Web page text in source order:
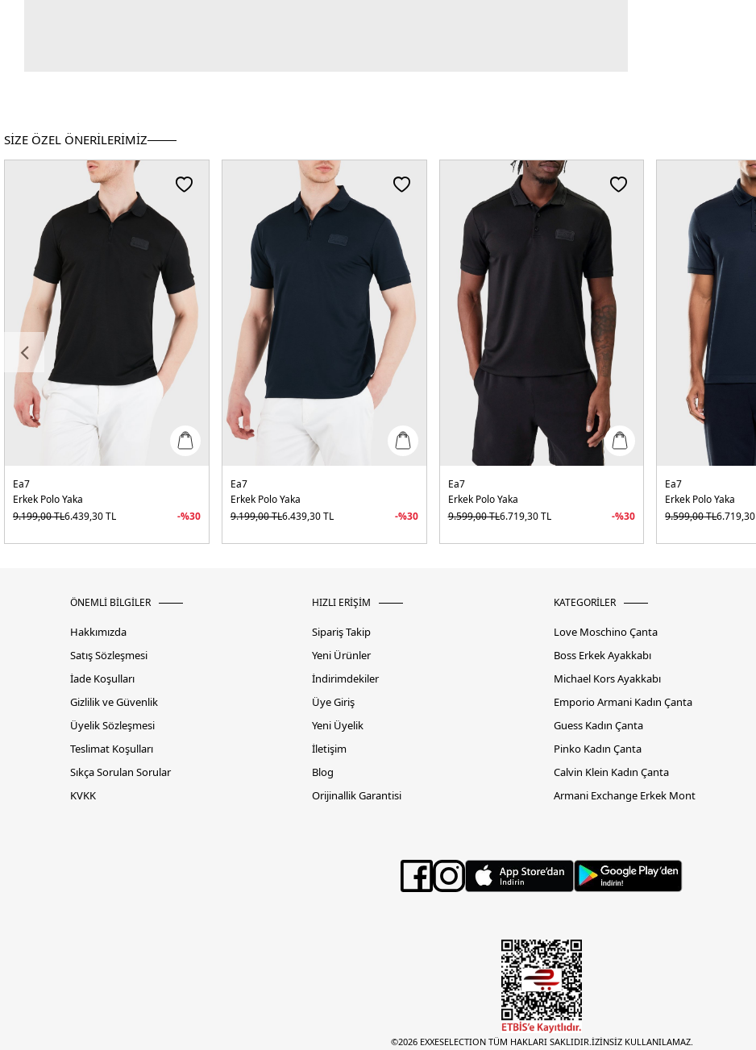
SİZE ÖZEL ÖNERİLERİMİZ
Ea7
Erkek Polo Yaka
9.199,00TL6.439,30TL -%30
Ea7
Erkek Polo Yaka
9.199,00TL6.439,30TL -%30
Ea7
Erkek Polo Yaka
9.599,00TL6.719,30TL -%30
Ea7
Erkek Polo Yaka
9.599,00TL6.719,30
ÖNEMLİ BİLGİLER
Hakkımızda
Satış Sözleşmesi
İade Koşulları
Gizlilik ve Güvenlik
Üyelik Sözleşmesi
Teslimat Koşulları
Sıkça Sorulan Sorular
KVKK
HIZLI ERİŞİM
Sipariş Takip
Yeni Ürünler
İndirimdekiler
Üye Giriş
Yeni Üyelik
İletişim
Blog
Orijinallik Garantisi
KATEGORİLER
Love Moschino Çanta
Boss Erkek Ayakkabı
Michael Kors Ayakkabı
Emporio Armani Kadın Çanta
Guess Kadın Çanta
Pinko Kadın Çanta
Calvin Klein Kadın Çanta
Armani Exchange Erkek Mont
©2026 EXXESELECTION TÜM HAKLARI SAKLIDIR.İZİNSİZ KULLANILAMAZ.